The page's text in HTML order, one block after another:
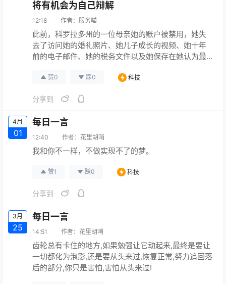
将有机会为自己辩解
12:18 作者： 服务喵
此前，科罗拉多州的一位母亲她的账户被禁用，她失
去了访问她的婚礼照片、她儿子成长的视频、她十年
前的电子邮件、她的税务文件以及她保存在她认为最
了什么。她9岁的孩子最终承认，他用她的一部旧智能
在，在《纽约时报》报道后，谷歌已经改变了其上诉
的用户能够证明自己的清…
赞0 踩0 科技
分享到
4月
01
每日一言
12:40 作者： 花里胡哨
我和你不一样，不做实现不了的梦。
赞1 踩0 科技
分享到
3月
25
每日一言
14:51 作者： 花里胡哨
齿轮总有卡住的地方,如果勉强让它动起来,最终是要让
一切都化为泡影,还是要从头来过,恢复正常,努力追回落
后的部分,你只是害怕,害怕从头来过!